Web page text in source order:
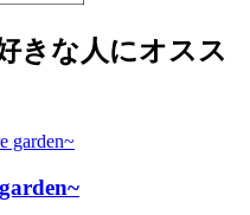
きな人にオスス